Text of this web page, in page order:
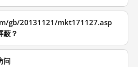
gb/20131121/mkt171127.asp
蔽？
问